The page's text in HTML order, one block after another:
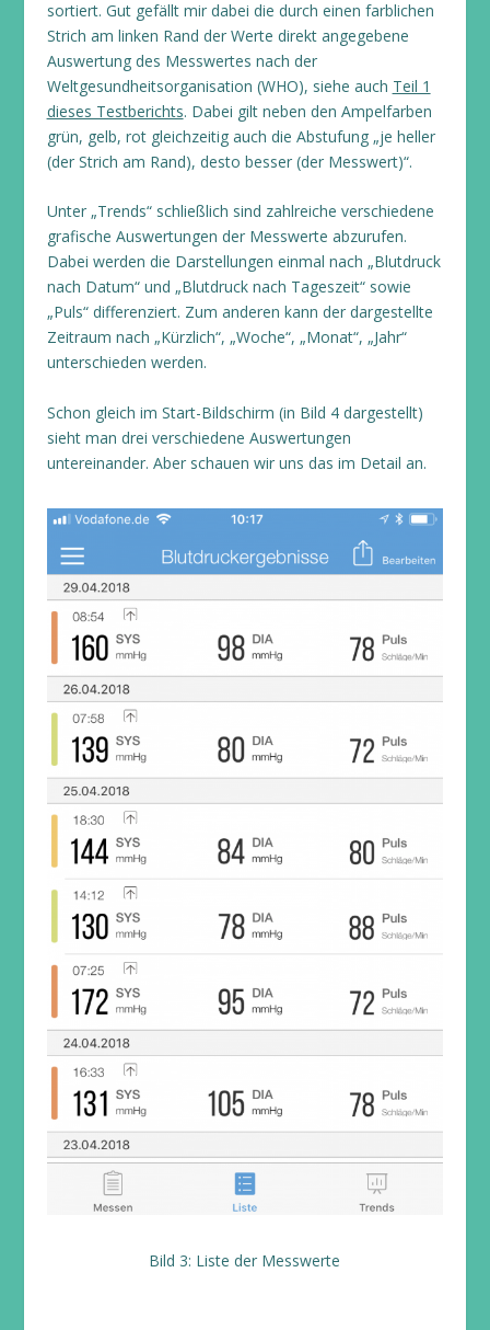
sortiert. Gut gefällt mir dabei die durch einen farblichen
Strich am linken Rand der Werte direkt angegebene
Auswertung des Messwertes nach der
Weltgesundheitsorganisation (WHO), siehe auch Teil 1
dieses Testberichts. Dabei gilt neben den Ampelfarben
grün, gelb, rot gleichzeitig auch die Abstufung „je heller
(der Strich am Rand), desto besser (der Messwert)“.
Unter „Trends“ schließlich sind zahlreiche verschiedene
grafische Auswertungen der Messwerte abzurufen.
Dabei werden die Darstellungen einmal nach „Blutdruck
nach Datum“ und „Blutdruck nach Tageszeit“ sowie
„Puls“ differenziert. Zum anderen kann der dargestellte
Zeitraum nach „Kürzlich“, „Woche“, „Monat“, „Jahr“
unterschieden werden.
Schon gleich im Start-Bildschirm (in Bild 4 dargestellt)
sieht man drei verschiedene Auswertungen
untereinander. Aber schauen wir uns das im Detail an.
Bild 3: Liste der Messwerte